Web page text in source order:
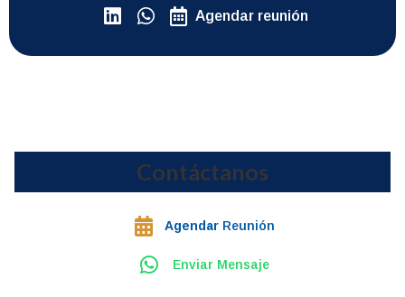
Agendar reunión
Contáctanos
Agendar Reunión
Enviar Mensaje